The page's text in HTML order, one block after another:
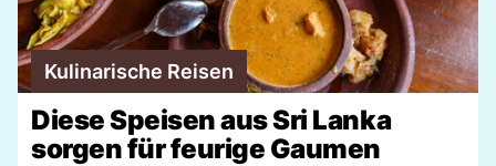
Kulinarische Reisen
Diese Speisen aus Sri Lanka
sorgen für feurige Gaumen